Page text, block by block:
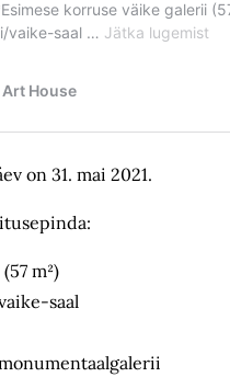
on 31. mai 2021.
m²)
saal